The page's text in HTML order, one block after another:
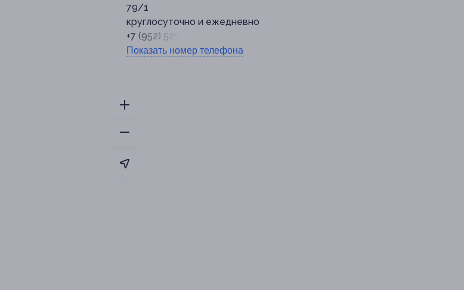
79/1
круглосуточно и ежедневно
+7 (952) 525-73-23
Показать номер телефона